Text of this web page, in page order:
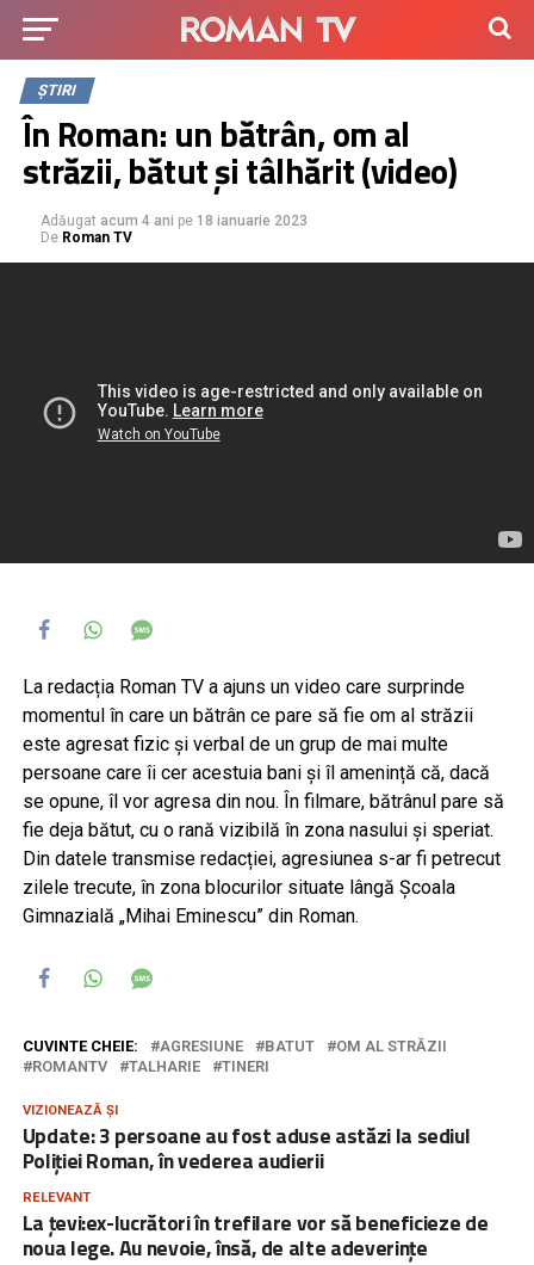
ȘTIRI
În Roman: un bătrân, om al
străzii, bătut și tâlhărit (video)
Adăugat acum 4 ani pe 18 ianuarie 2023
De Roman TV
La redacția Roman TV a ajuns un video care surprinde
momentul în care un bătrân ce pare să fie om al străzii
este agresat fizic și verbal de un grup de mai multe
persoane care îi cer acestuia bani și îl amenință că, dacă
se opune, îl vor agresa din nou. În filmare, bătrânul pare să
fie deja bătut, cu o rană vizibilă în zona nasului și speriat.
Din datele transmise redacției, agresiunea s-ar fi petrecut
zilele trecute, în zona blocurilor situate lângă Școala
Gimnazială „Mihai Eminescu” din Roman.
CUVINTE CHEIE: AGRESIUNE BATUT
OM AL STRĂZII
ROMANTV
TALHARIE TINERI
VIZIONEAZĂ ȘI
Update: 3 persoane au fost aduse astăzi la sediul
Poliției Roman, în vederea audierii
RELEVANT
La țevi:ex-lucrători în trefilare vor să beneficieze de
noua lege. Au nevoie, însă, de alte adeverințe